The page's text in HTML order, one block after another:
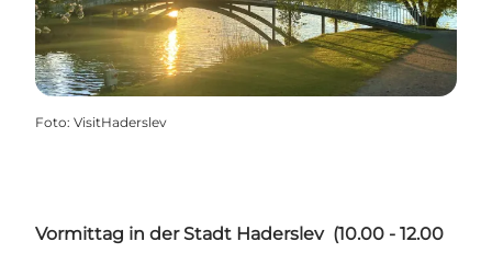
Foto: VisitHaderslev
Vormittag in der Stadt Haderslev (10.00 - 12.00